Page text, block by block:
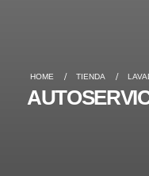
HOME TIENDA